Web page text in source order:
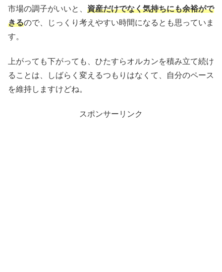
市場の調子がいいと、 資産だけでなく気持ちにも余裕がで
きるので、じっくり考えやすい時間になるとも思っていま
す。
上がっても下がっても、ひたすらオルカンを積み立て続け
ることは、しばらく変えるつもりはなくて、自分のペース
を維持しますけどね。
スポンサーリンク